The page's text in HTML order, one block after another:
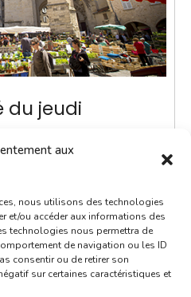
aux
nous utilisons des technologies
et/ou accéder aux informations des
technologies nous permettra de
de navigation ou les ID
consentir ou de retirer son
sur certaines caractéristiques et
du jeudi
Bastibus gratuite pour le
septembre, une navette